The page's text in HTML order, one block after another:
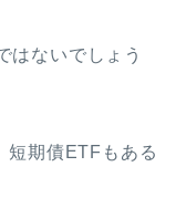
はないでしょう
短期債ETFもある